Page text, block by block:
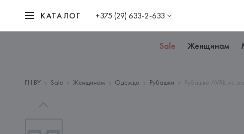
КАТАЛОГ +375 (29) 633-2-633
Sale Женщинам
FH.BY Sale Женщинам Одежда Рубашки Рубашка AVRIL из